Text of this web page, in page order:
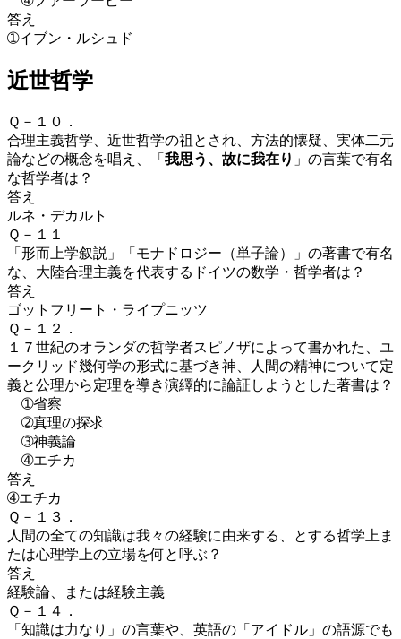
答え
➀イブン・ルシュド
近世哲学
Ｑ－１０．
合理主義哲学、近世哲学の祖とされ、方法的懐疑、実体二元
論などの概念を唱え、
「 我思う、故に我在り 」の言葉で有名
な哲学者は？
答え
ルネ・デカルト
Ｑ－１１
「形而上学叙説」「モナドロジー（単子論）」の著書で有名
な、 大陸合理主義を代表するドイツの数学・哲学者は？
答え
ゴットフリート・ライプニッツ
Ｑ－１２．
１７世紀のオランダの哲学者スピノザによって書かれた、 ユ
ークリッド幾何学の形式に基づき神、人間の精神について定
義と公理から定理を導き演繹的に論証しようとした著書は？
➀省察
➁真理の探求
➂神義論
➃エチカ
答え
➃エチカ
Ｑ－１３．
人間の全ての知識は我々の経験に由来する、とする哲学 上ま
たは心理学 上の立場を何と呼ぶ？
答え
経験論、または経験主義
Ｑ－１４．
「知識は力なり」の言葉や、 英語の「アイドル」の語源でも